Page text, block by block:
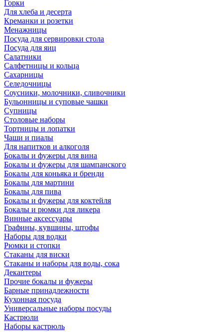
Горки
Для хлеба и десерта
Креманки и розетки
Менажницы
Посуда для сервировки стола
Посуда для яиц
Салатники
Салфетницы и кольца
Сахарницы
Селедочницы
Соусники, молочники, сливочники
Бульонницы и суповые чашки
Супницы
Столовые наборы
Тортницы и лопатки
Чаши и пиалы
Для напитков и алкоголя
Бокалы и фужеры для вина
Бокалы и фужеры для шампанского
Бокалы для коньяка и бренди
Бокалы для мартини
Бокалы для пива
Бокалы и фужеры для коктейля
Бокалы и рюмки для ликера
Винные аксессуары
Графины, кувшины, штофы
Наборы для водки
Рюмки и стопки
Стаканы для виски
Стаканы и наборы для воды, сока
Декантеры
Прочие бокалы и фужеры
Барные принадлежности
Кухонная посуда
Универсальные наборы посуды
Кастрюли
Наборы кастрюль